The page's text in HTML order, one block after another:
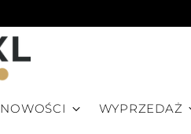
NOWOŚCI WYPRZEDAŻ